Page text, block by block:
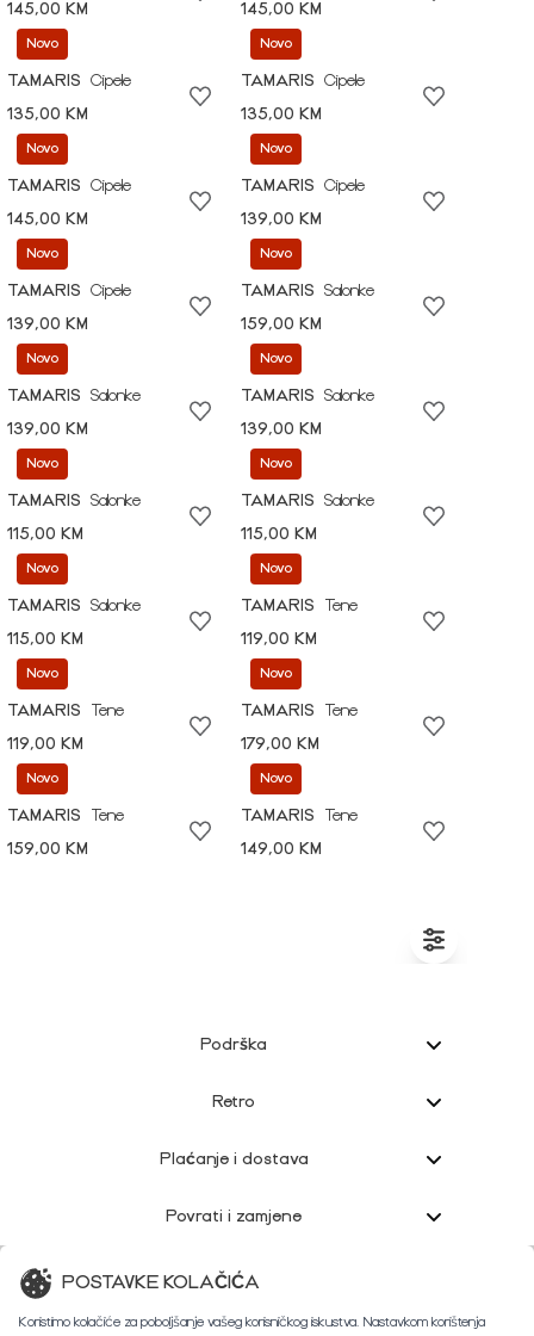
145,00 KM
145,00 KM
Novo
TAMARIS
Cipele
135,00 KM
Novo
TAMARIS
Cipele
135,00 KM
Novo
TAMARIS
Cipele
145,00 KM
Novo
TAMARIS
Cipele
139,00 KM
Novo
TAMARIS
Cipele
139,00 KM
Novo
TAMARIS
Salonke
159,00 KM
Novo
TAMARIS
Salonke
139,00 KM
Novo
TAMARIS
Salonke
139,00 KM
Novo
TAMARIS
Salonke
115,00 KM
Novo
TAMARIS
Salonke
115,00 KM
Novo
TAMARIS
Salonke
115,00 KM
Novo
TAMARIS
Tene
119,00 KM
Novo
TAMARIS
Tene
119,00 KM
Novo
TAMARIS
Tene
179,00 KM
Novo
TAMARIS
Tene
159,00 KM
Novo
TAMARIS
Tene
149,00 KM
Podrška
Retro
Plaćanje i dostava
Povrati i zamjene
Korisnička podrška
POSTAVKE KOLAČIĆA
Koristimo kolačiće za poboljšanje vašeg korisničkog iskustva. Nastavkom korištenja